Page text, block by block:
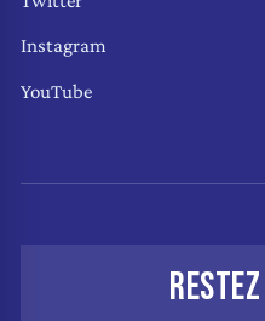
Instagram
YouTube